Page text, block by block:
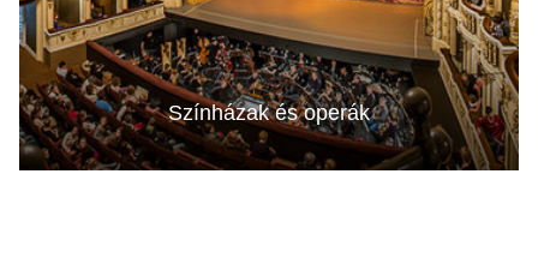
Színházak és operák